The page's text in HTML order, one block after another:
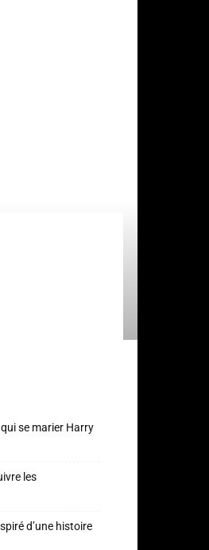
se marier Harry
les
d’une histoire